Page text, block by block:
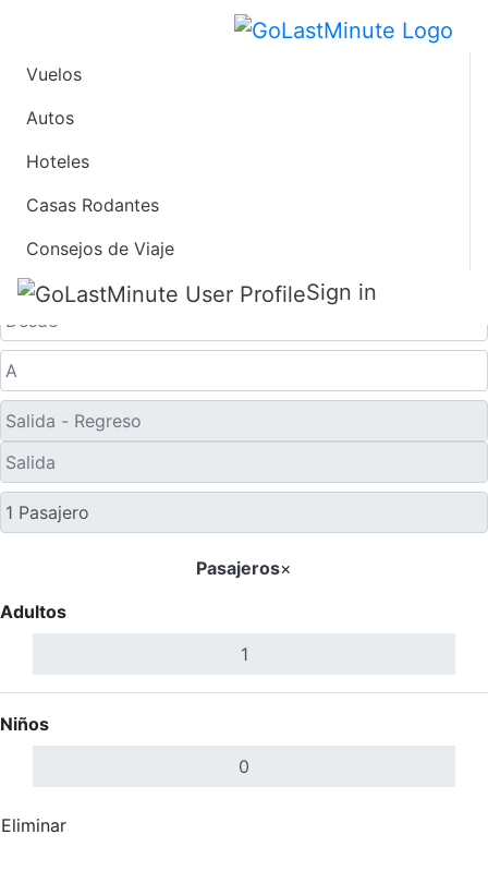
Vuelos
Autos
Hoteles
Casas Rodantes
Consejos de Viaje
Sign in
Vuelos de Último
Solo ida
Pasajeros×
Adultos
Niños
Eliminar